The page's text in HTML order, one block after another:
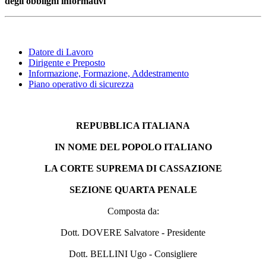
Datore di Lavoro
Dirigente e Preposto
Informazione, Formazione, Addestramento
Piano operativo di sicurezza
REPUBBLICA ITALIANA
IN NOME DEL POPOLO ITALIANO
LA CORTE SUPREMA DI CASSAZIONE
SEZIONE QUARTA PENALE
Composta da:
Dott. DOVERE Salvatore - Presidente
Dott. BELLINI Ugo - Consigliere